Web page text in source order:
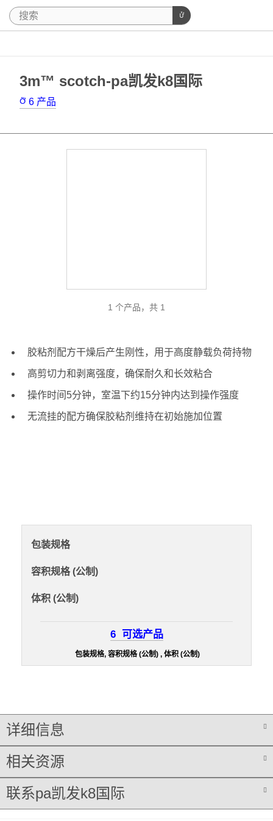
3m™ scotch-pa凯发k8国际
6 产品
1 个产品，共 1
胶粘剂配方干燥后产生刚性，用于高度静载负荷持物
高剪切力和剥离强度，确保耐久和长效粘合
操作时间5分钟，室温下约15分钟内达到操作强度
无流挂的配方确保胶粘剂维持在初始施加位置
包装规格
容积规格 (公制)
体积 (公制)
6 可选产品
包装规格, 容积规格 (公制) , 体积 (公制)
详细信息
相关资源
联系pa凯发k8国际